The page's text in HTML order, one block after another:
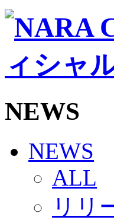
バモス
チアダンスス
ボランティア
ビクトリーロ
HOMEGAME
観戦ルール＆
Jリーグ運営管
写真・動画使
SCHEDULE
2026/27
練習見学時の
TICKET
奈良クラブ明
奈良クラブ
観戦ルール＆
NEWS
NEWS
ALL
リリ